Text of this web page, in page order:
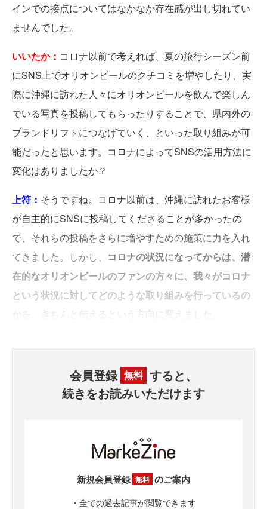
インでの接点についてはなかなか存在感が出し切れてい
ませんでした。
いいたか： コロナ以前で考えれば、夏の旅行シーズン前
にSNS上でオリオンビールのクチコミを増やしたり、実
際に沖縄に訪れた人々にオリオンビールを飲んで楽しん
でいる写真を投稿してもらったりすることで、県内外の
ブランドリフトにつなげていく、といった取り組みが可
能だったと思います。コロナによってSNSの活用方法に
変化はありましたか？
上符： そうですね。コロナ以前は、沖縄に訪れたお客様
が自主的にSNSに投稿してくださることが多かったの
で、それらの投稿をさらに増やすための施策に力を入れ
てきました。しかし、 コロナの状況になってからは、潜
在的なオリオンビールのファンの方々に、我々がコロナ
という状況に対してどのような取り組みを行っているの
会員登録 無料 すると、
続きをお読みいただけます
新規会員登録 無料 のご案内
・全ての過去記事が閲覧できます